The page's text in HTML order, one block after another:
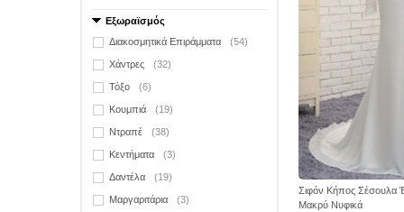
Εξωραϊσμός
Διακοσμητικά Επιράμματα
(54)
Χάντρες (32)
Τόξο (6)
Κουμπιά (19)
Ντραπέ (38)
Κεντήματα (3)
Δαντέλα (19)
Μαργαριτάρια (3)
Σιφόν Κήπος Σέσουλα
Μακρύ Νυφικά